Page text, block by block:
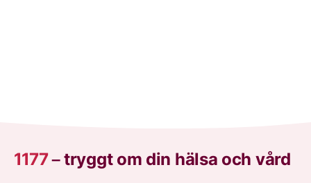
1177–tryggt om din hälsa och vård